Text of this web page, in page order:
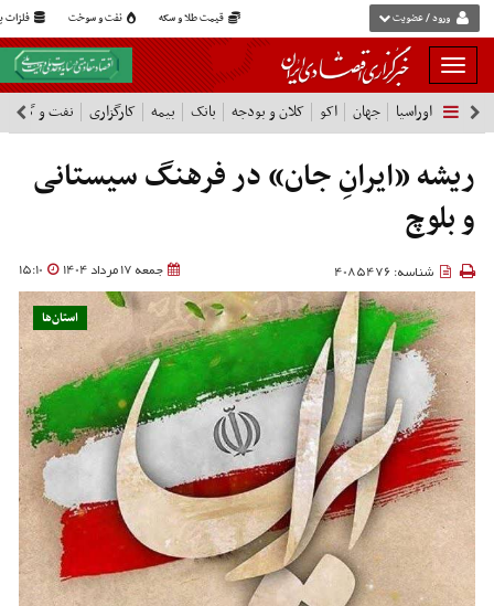
قیمت طلا و سکه نفت و سوخت فلزات ورود / عضویت
بار
و
بسته
نمودن
فهرست
اوراسیا جهان اکو کلان و بودجه بانک بیمه کارگزاری نفت و گاز
ریشه‌ «ایرانِ جان» در فرهنگ سیستانی
و بلوچ
جمعه 17 مرداد 1404 15:10 شناسه: 4085476
استان‌ها